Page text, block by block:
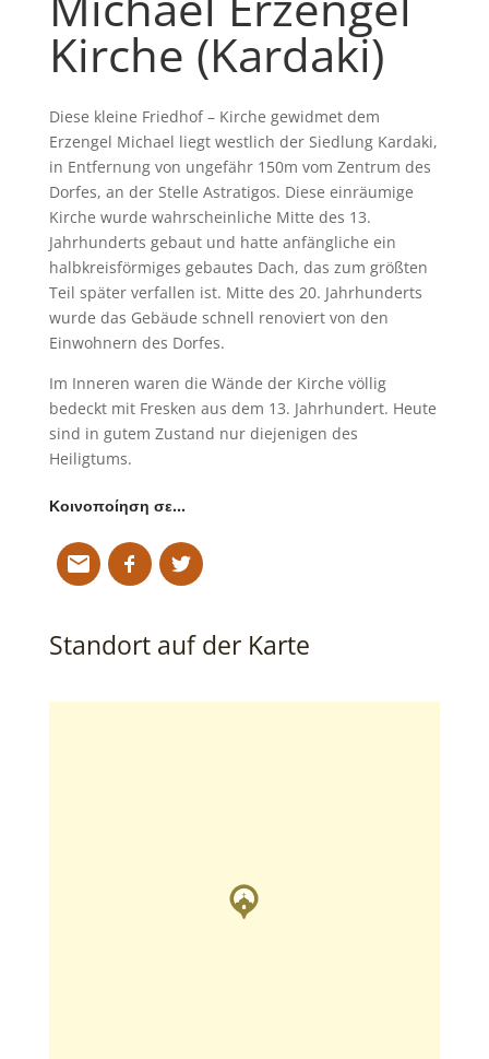
Kirche (Kardaki)
Diese kleine Friedhof – Kirche gewidmet dem
Erzengel Michael liegt westlich der Siedlung Kardaki,
in Entfernung von ungefähr 150m vom Zentrum des
Dorfes, an der Stelle Astratigos. Diese einräumige
Kirche wurde wahrscheinliche Mitte des 13.
Jahrhunderts gebaut und hatte anfängliche ein
halbkreisförmiges gebautes Dach, das zum größten
Teil später verfallen ist. Mitte des 20. Jahrhunderts
wurde das Gebäude schnell renoviert von den
Einwohnern des Dorfes.
Im Inneren waren die Wände der Kirche völlig
bedeckt mit Fresken aus dem 13. Jahrhundert. Heute
sind in gutem Zustand nur diejenigen des
Heiligtums.
Κοινοποίηση σε…
Standort auf der Karte